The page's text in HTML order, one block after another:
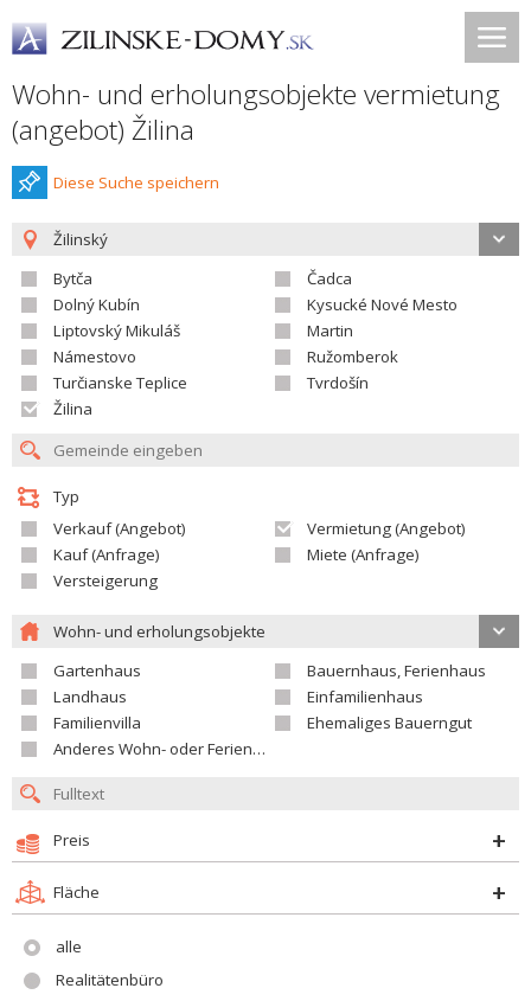
Wohn- und erholungsobjekte vermietung
(angebot) Žilina
Diese Suche speichern
Žilinský
Bytča
Čadca
Dolný Kubín
Kysucké Nové Mesto
Liptovský Mikuláš
Martin
Námestovo
Ružomberok
Turčianske Teplice
Tvrdošín
Žilina
Typ
Verkauf (Angebot)
Vermietung (Angebot)
Kauf (Anfrage)
Miete (Anfrage)
Versteigerung
Wohn- und erholungsobjekte
Gartenhaus
Bauernhaus, Ferienhaus
Landhaus
Einfamilienhaus
Familienvilla
Ehemaliges Bauerngut
Anderes Wohn- oder Ferienobjekt
Preis
Fläche
alle
Realitätenbüro